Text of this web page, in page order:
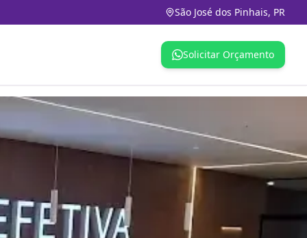
São José dos Pinhais, PR
Solicitar Orçamento